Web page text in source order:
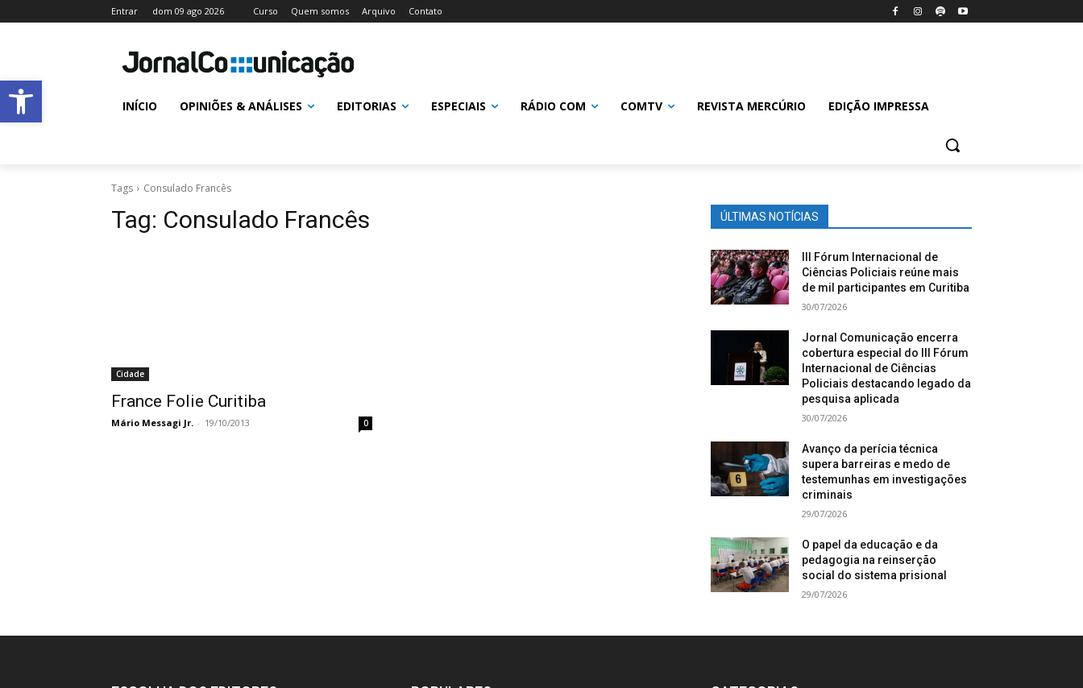
Abrir a barra de ferramentas
Entrar dom 09 ago 2026 Curso Quem somos Arquivo Contato
INÍCIO OPINIÕES & ANÁLISES EDITORIAS ESPECIAIS RÁDIO COM COMTV REVISTA MERCÚRIO EDIÇÃO IMPRESSA
Tags Consulado Francês
Tag: Consulado Francês
Cidade
France Folie Curitiba
Mário Messagi Jr. - 19/10/2013 0
ÚLTIMAS NOTÍCIAS
III Fórum Internacional de
Ciências Policiais reúne mais
de mil participantes em Curitiba
30/07/2026
Jornal Comunicação encerra
cobertura especial do III Fórum
Internacional de Ciências
Policiais destacando legado da
pesquisa aplicada
30/07/2026
Avanço da perícia técnica
supera barreiras e medo de
testemunhas em investigações
criminais
29/07/2026
O papel da educação e da
pedagogia na reinserção
social do sistema prisional
29/07/2026